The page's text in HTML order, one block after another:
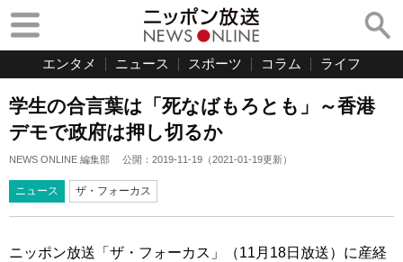
エンタメ ニュース スポーツ コラム ライフ
学生の合言葉は「死なばもろとも」～香港
デモで政府は押し切るか
NEWS ONLINE 編集部 公開： 2019-11-19 （2021-01-19更新）
ニュース ザ・フォーカス
ニッポン放送「ザ・フォーカス」（11月18日放送）に産経